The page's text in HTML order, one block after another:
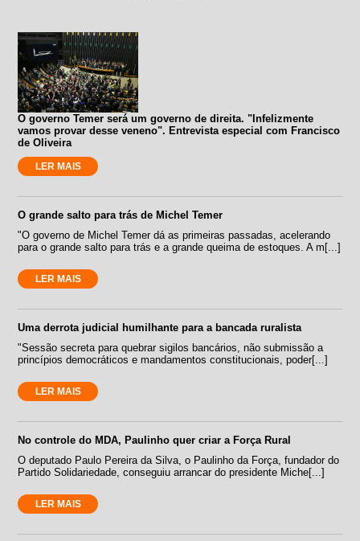
O governo Temer será um governo de direita. "Infelizmente
vamos provar desse veneno". Entrevista especial com Francisco
de Oliveira
LER MAIS
O grande salto para trás de Michel Temer
"O governo de Michel Temer dá as primeiras passadas, acelerando
para o grande salto para trás e a grande queima de estoques. A m[...]
LER MAIS
Uma derrota judicial humilhante para a bancada ruralista
"Sessão secreta para quebrar sigilos bancários, não submissão a
princípios democráticos e mandamentos constitucionais, poder[...]
LER MAIS
No controle do MDA, Paulinho quer criar a Força Rural
O deputado Paulo Pereira da Silva, o Paulinho da Força, fundador do
Partido Solidariedade, conseguiu arrancar do presidente Miche[...]
LER MAIS